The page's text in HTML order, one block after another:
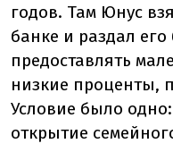
годов. Там Юнус
банке и раздал
предоставлять
низкие проценты,
Условие было
открытие